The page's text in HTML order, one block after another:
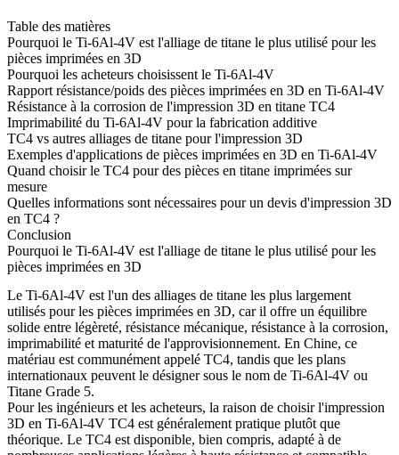
Table des matières
Pourquoi le Ti-6Al-4V est l'alliage de titane le plus utilisé pour les
pièces imprimées en 3D
Pourquoi les acheteurs choisissent le Ti-6Al-4V
Rapport résistance/poids des pièces imprimées en 3D en Ti-6Al-4V
Résistance à la corrosion de l'impression 3D en titane TC4
Imprimabilité du Ti-6Al-4V pour la fabrication additive
TC4 vs autres alliages de titane pour l'impression 3D
Exemples d'applications de pièces imprimées en 3D en Ti-6Al-4V
Quand choisir le TC4 pour des pièces en titane imprimées sur
mesure
Quelles informations sont nécessaires pour un devis d'impression 3D
en TC4 ?
Conclusion
Pourquoi le Ti-6Al-4V est l'alliage de titane le plus utilisé pour les
pièces imprimées en 3D
Le Ti-6Al-4V est l'un des alliages de titane les plus largement
utilisés pour les pièces imprimées en 3D, car il offre un équilibre
solide entre légèreté, résistance mécanique, résistance à la corrosion,
imprimabilité et maturité de l'approvisionnement. En Chine, ce
matériau est communément appelé TC4, tandis que les plans
internationaux peuvent le désigner sous le nom de Ti-6Al-4V ou
Titane Grade 5.
Pour les ingénieurs et les acheteurs, la raison de choisirl'impression
3D en Ti-6Al-4V TC4 est généralement pratique plutôt que
théorique. Le TC4 est disponible, bien compris, adapté à de